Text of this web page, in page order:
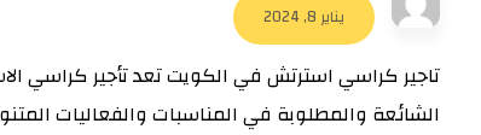
يناير 8, 2024
تاجير كراسي استرتش في الكويت تعد تأجير كراسي
الشائعة والمطلوبة في المناسبات والفعاليات